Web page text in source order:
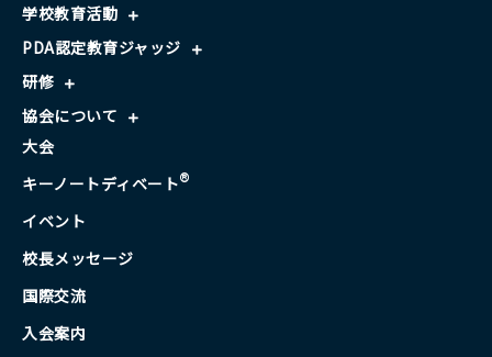
学校教育活動
PDA認定教育ジャッジ
研修
協会について
大会
キーノートディベート®
イベント
校長メッセージ
国際交流
入会案内